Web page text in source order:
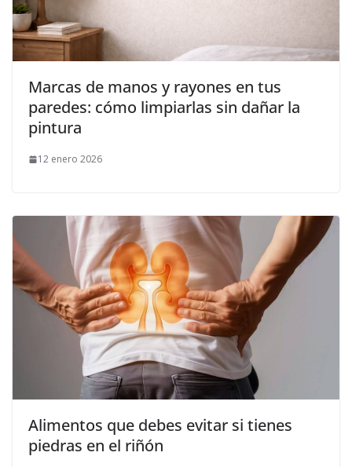
Marcas de manos y rayones en tus
paredes: cómo limpiarlas sin dañar la
pintura
12 enero 2026
Alimentos que debes evitar si tienes
piedras en el riñón